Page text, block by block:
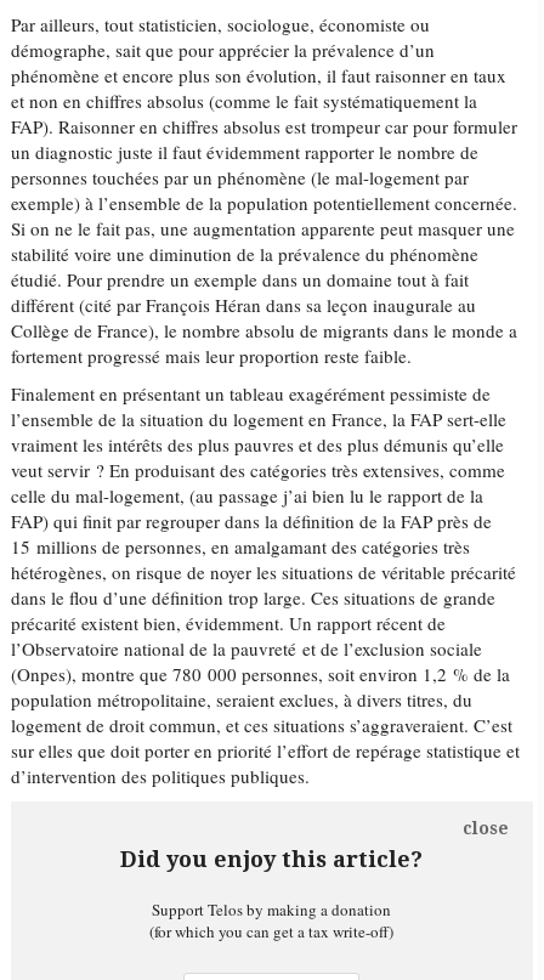
Par ailleurs, tout statisticien, sociologue, économiste ou
démographe, sait que pour apprécier la prévalence d’un
phénomène et encore plus son évolution, il faut raisonner en taux
et non en chiffres absolus (comme le fait systématiquement la
FAP). Raisonner en chiffres absolus est trompeur car pour formuler
un diagnostic juste il faut évidemment rapporter le nombre de
personnes touchées par un phénomène (le mal-logement par
exemple) à l’ensemble de la population potentiellement concernée.
Si on ne le fait pas, une augmentation apparente peut masquer une
stabilité voire une diminution de la prévalence du phénomène
étudié. Pour prendre un exemple dans un domaine tout à fait
différent (cité par François Héran dans sa leçon inaugurale au
Collège de France), le nombre absolu de migrants dans le monde a
fortement progressé mais leur proportion reste faible.
Finalement en présentant un tableau exagérément pessimiste de
l’ensemble de la situation du logement en France, la FAP sert-elle
vraiment les intérêts des plus pauvres et des plus démunis qu’elle
veut servir ? En produisant des catégories très extensives, comme
celle du mal-logement, (au passage j’ai bien lu le rapport de la
FAP) qui finit par regrouper dans la définition de la FAP près de
15 millions de personnes, en amalgamant des catégories très
hétérogènes, on risque de noyer les situations de véritable précarité
dans le flou d’une définition trop large. Ces situations de grande
précarité existent bien, évidemment. Un rapport récent de
l’Observatoire national de la pauvreté et de l’exclusion sociale
(Onpes), montre que 780 000 personnes, soit environ 1,2 % de la
population métropolitaine, seraient exclues, à divers titres, du
logement de droit commun, et ces situations s’aggraveraient. C’est
sur elles que doit porter en priorité l’effort de repérage statistique et
d’intervention des politiques publiques.
Did you enjoy this article?
close
Support Telos by making a donation
(for which you can get a tax write-off)